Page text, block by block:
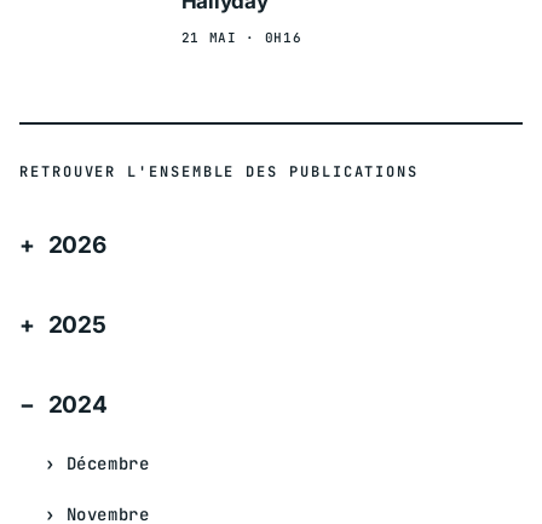
21 MAI · 0H16
RETROUVER L'ENSEMBLE DES PUBLICATIONS
2026
2025
2024
Décembre
Novembre